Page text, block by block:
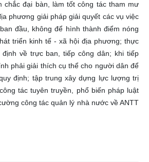
chắc đại bàn, làm tốt công tác tham mư
phương giải pháp giải quyết các vụ việc
đầu, không để hình thành điểm nóng
triển kinh tế - xã hội địa phương; thực
định về trực ban, tiếp công dân; khi tiếp
phải giải thích cụ thể cho người dân để
định; tập trung xây dựng lực lượng trị
tác tuyên truyền, phổ biến pháp luật
công tác quản lý nhà nước về ANTT